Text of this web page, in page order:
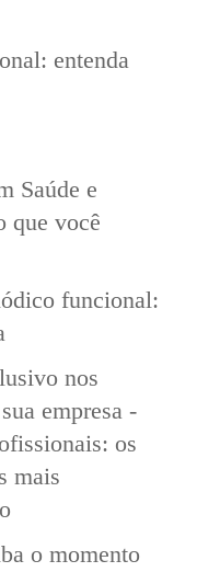
entenda
Saúde e
que você
funcional:
nos
empresa -
os
mais
o momento